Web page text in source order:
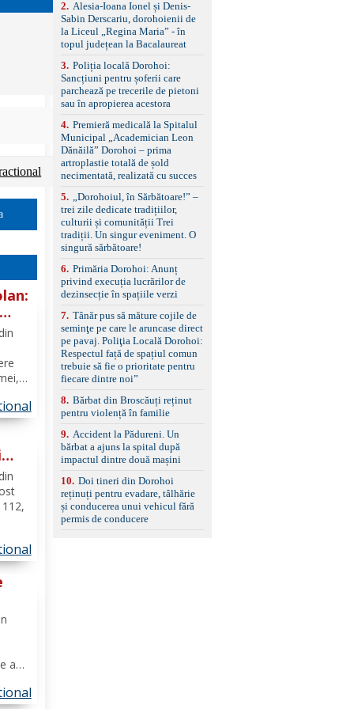
de
a
ce
ani,
schimbare bandă și
menținere bandă Faruri
bi-xenon adaptive cu
asistent fază lungă
automată , lumini de zi
LED, proiectoare ceață
LED, spălătoare faruri
față/spate, cameră
marșarier Keyless entry
& start, geamuri electrice
față/spate, oglinzi
electrice, încălzite și
rabatabile Sistem hands-
free, Bluetooth, USB
Sistem start/stop, frână
de parcare electrică,
anvelope vară runflat
filtru de particule,
standard Euro 6 Trapă
panoramică, geamuri
remorcare Bonus: -
Covorașe textile montate
pe mașină. -Ofer și un
set de covorașe din
cauciuc/pvc. -Se vinde
împreună cu un set de
anvelope de iarnă.
2. Alesia-Ioana Ionel și Denis-
Sabin Derscariu, dorohoienii de
la Liceul „Regina Maria” - în
topul județean la Bacalaureat
3. Poliția locală Dorohoi:
Sancțiuni pentru șoferii care
parchează pe trecerile de pietoni
sau în apropierea acestora
4. Premieră medicală la Spitalul
Municipal „Academician Leon
Dănăilă” Dorohoi – prima
artroplastie totală de șold
necimentată, realizată cu succes
5.
„Dorohoiul, în Sărbătoare!” –
trei zile dedicate tradițiilor,
culturii și comunității Trei
tradiții. Un singur eveniment. O
singură sărbătoare!
6. Primăria Dorohoi: Anunț
privind execuția lucrărilor de
dezinsecție în spațiile verzi
7. Tânăr pus să măture cojile de
seminţe pe care le aruncase direct
pe pavaj. Poliţia Locală Dorohoi:
Respectul față de spațiul comun
trebuie să fie o prioritate pentru
fiecare dintre noi”
8. Bărbat din Broscăuți reținut
pentru violență în familie
9. Accident la Pădureni. Un
bărbat a ajuns la spital după
impactul dintre două mașini
10. Doi tineri din Dorohoi
reținuți pentru evadare, tâlhărie
și conducerea unui vehicul fără
permis de conducere